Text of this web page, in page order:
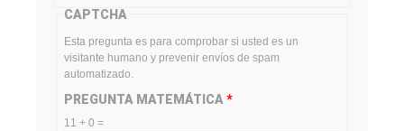
CAPTCHA
Esta pregunta es para comprobar si usted es un
visitante humano y prevenir envíos de spam
automatizado.
PREGUNTA MATEMÁTICA *
11 + 0 =